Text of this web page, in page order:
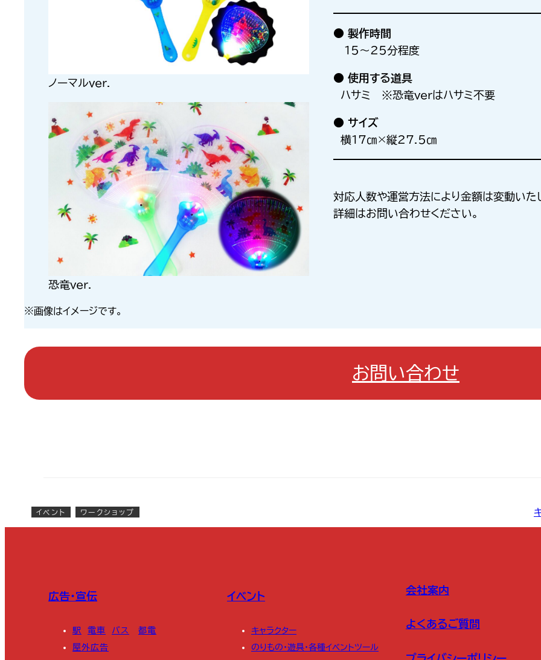
ノーマルver.
恐竜ver.
※画像はイメージです。
● 製作時間
15～25分程度
● 使用する道具
ハサミ ※恐竜verはハサミ不要
● サイズ
横17㎝×縦27.5㎝
対応人数や運営方法により金額は変動いた
詳細はお問い合わせください。
お問い合わせ
イベント ワークショップ
広告・宣伝
駅 電車 バス
都電
屋外広告
イベント
キャラクター
のりもの・遊具・各種イベントツール
会社案内
よくあるご質問